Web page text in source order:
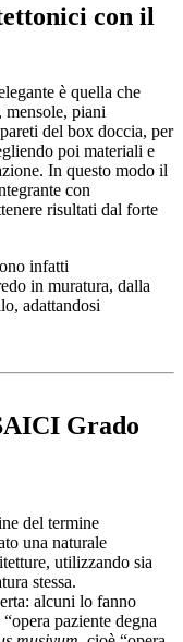
con il
è quella che
mensole, piani
del box doccia, per
poi materiali e
In questo modo il
con
risultati dal forte
infatti
in muratura, dalla
adattandosi
Grado
del termine
una naturale
utilizzando sia
stessa.
alcuni lo fanno
“opera paziente degna